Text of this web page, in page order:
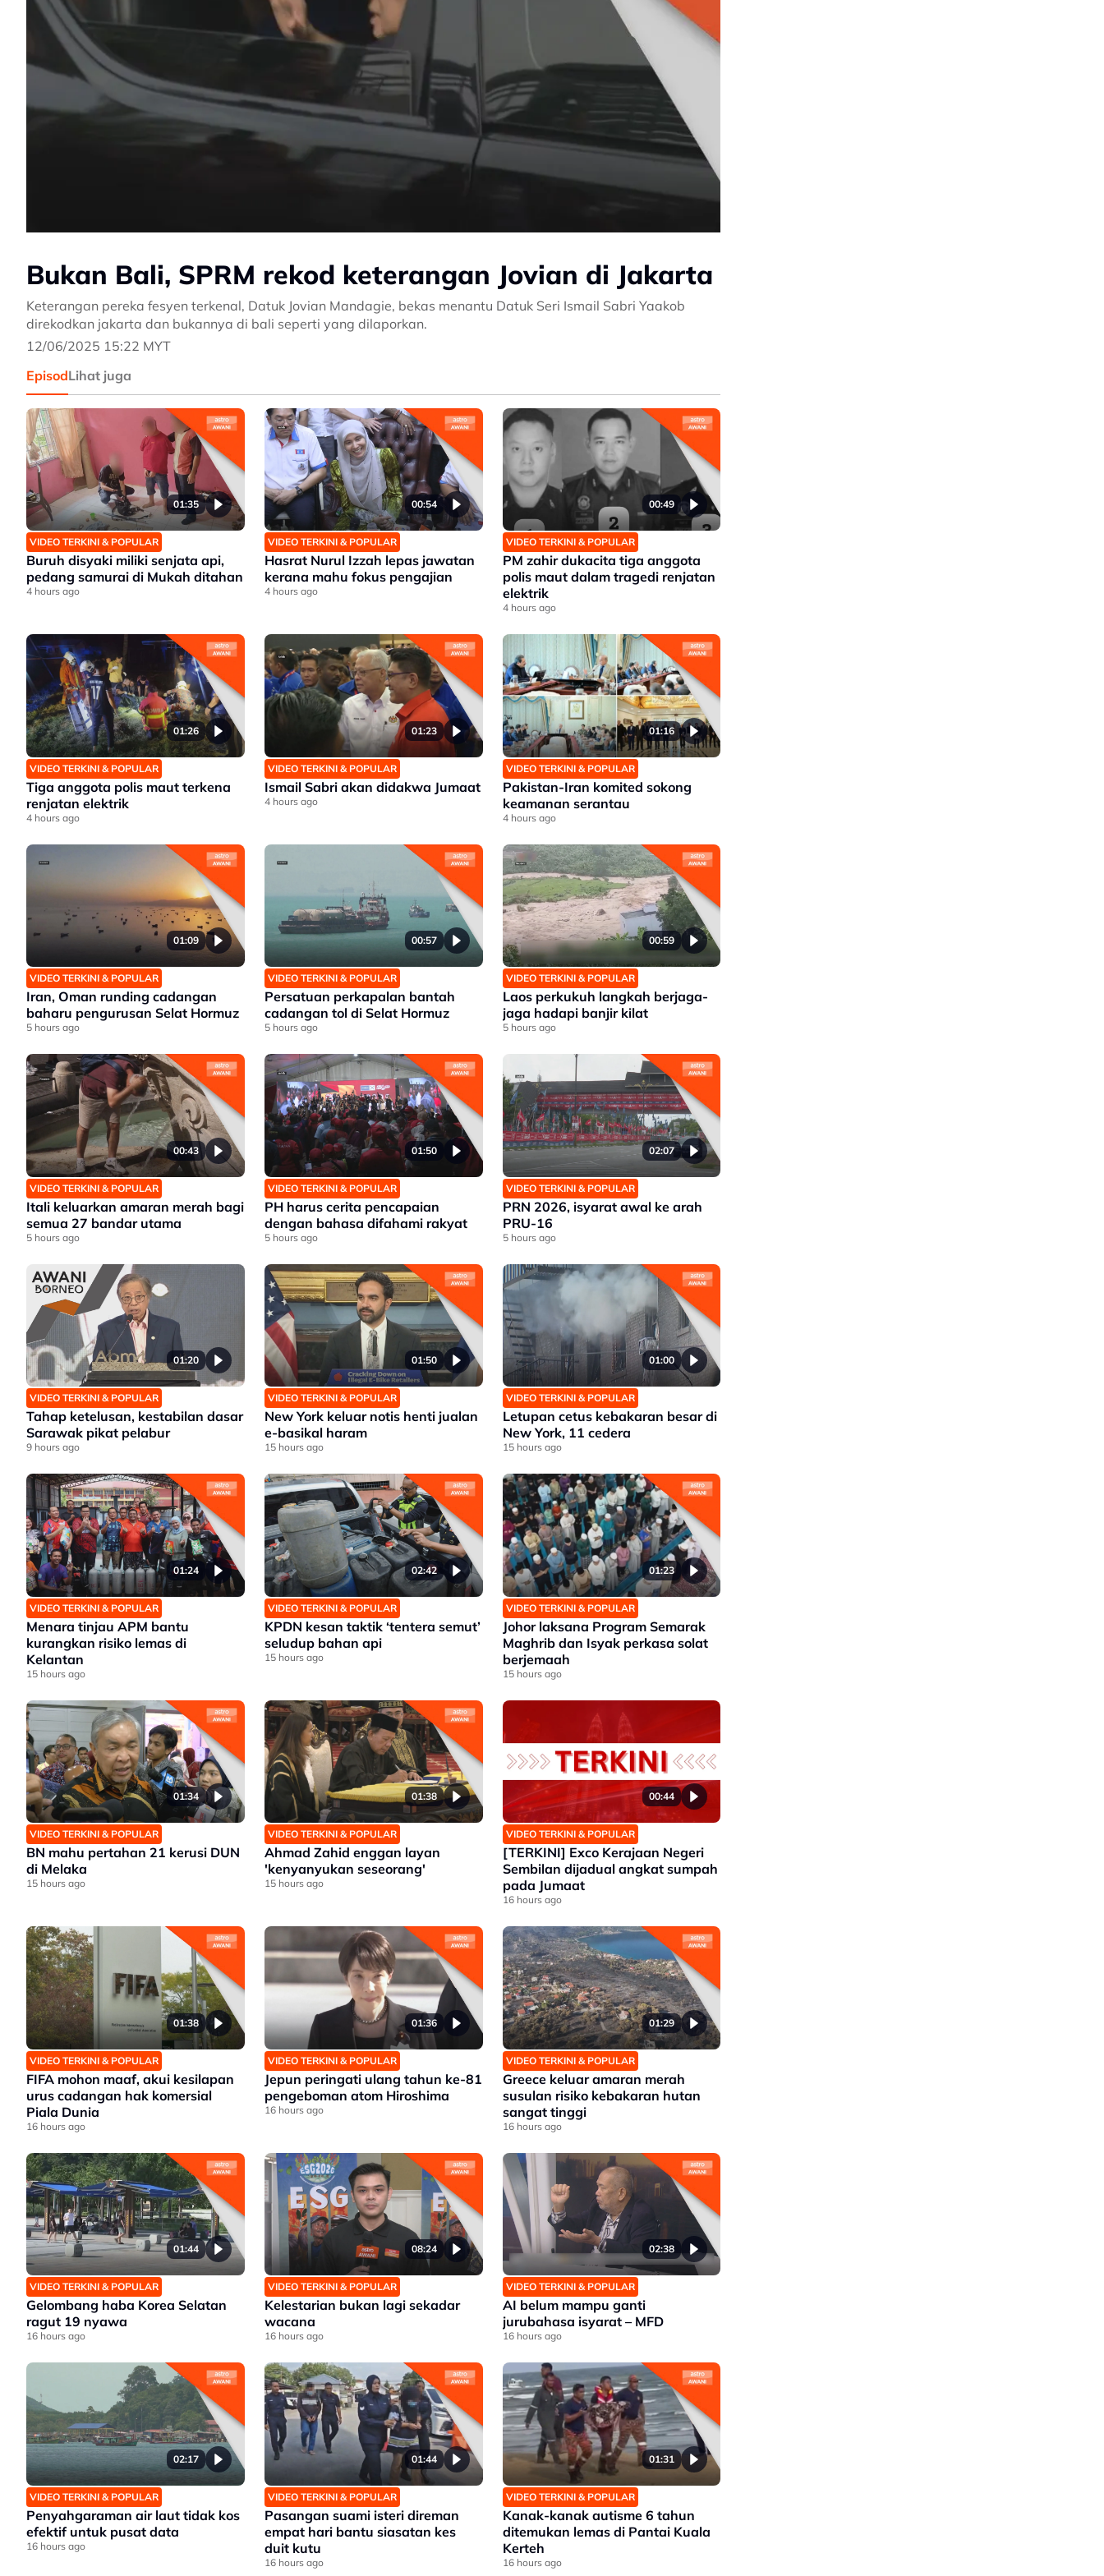
Bukan Bali, SPRM rekod keterangan Jovian di Jakarta
Keterangan pereka fesyen terkenal, Datuk Jovian Mandagie, bekas menantu Datuk Seri Ismail Sabri Yaakob
direkodkan jakarta dan bukannya di bali seperti yang dilaporkan.
12/06/2025 15:22 MYT
EpisodLihat juga
01:35
VIDEO TERKINI & POPULAR
Buruh disyaki miliki senjata api,
pedang samurai di Mukah ditahan
4 hours ago
00:54
VIDEO TERKINI & POPULAR
Hasrat Nurul Izzah lepas jawatan
kerana mahu fokus pengajian
4 hours ago
00:49
VIDEO TERKINI & POPULAR
PM zahir dukacita tiga anggota
polis maut dalam tragedi renjatan
elektrik
4 hours ago
01:26
VIDEO TERKINI & POPULAR
Tiga anggota polis maut terkena
renjatan elektrik
4 hours ago
01:23
VIDEO TERKINI & POPULAR
Ismail Sabri akan didakwa Jumaat
4 hours ago
01:16
VIDEO TERKINI & POPULAR
Pakistan-Iran komited sokong
keamanan serantau
4 hours ago
01:09
VIDEO TERKINI & POPULAR
Iran, Oman runding cadangan
baharu pengurusan Selat Hormuz
5 hours ago
00:57
VIDEO TERKINI & POPULAR
Persatuan perkapalan bantah
cadangan tol di Selat Hormuz
5 hours ago
00:59
VIDEO TERKINI & POPULAR
Laos perkukuh langkah berjaga-
jaga hadapi banjir kilat
5 hours ago
00:43
VIDEO TERKINI & POPULAR
Itali keluarkan amaran merah bagi
semua 27 bandar utama
5 hours ago
01:50
VIDEO TERKINI & POPULAR
PH harus cerita pencapaian
dengan bahasa difahami rakyat
5 hours ago
02:07
VIDEO TERKINI & POPULAR
PRN 2026, isyarat awal ke arah
PRU-16
5 hours ago
01:20
VIDEO TERKINI & POPULAR
Tahap ketelusan, kestabilan dasar
Sarawak pikat pelabur
9 hours ago
01:50
VIDEO TERKINI & POPULAR
New York keluar notis henti jualan
e-basikal haram
15 hours ago
01:00
VIDEO TERKINI & POPULAR
Letupan cetus kebakaran besar di
New York, 11 cedera
15 hours ago
01:24
VIDEO TERKINI & POPULAR
Menara tinjau APM bantu
kurangkan risiko lemas di
Kelantan
15 hours ago
02:42
VIDEO TERKINI & POPULAR
KPDN kesan taktik ‘tentera semut’
seludup bahan api
15 hours ago
01:23
VIDEO TERKINI & POPULAR
Johor laksana Program Semarak
Maghrib dan Isyak perkasa solat
berjemaah
15 hours ago
01:34
VIDEO TERKINI & POPULAR
BN mahu pertahan 21 kerusi DUN
di Melaka
15 hours ago
01:38
VIDEO TERKINI & POPULAR
Ahmad Zahid enggan layan
'kenyanyukan seseorang'
15 hours ago
00:44
VIDEO TERKINI & POPULAR
[TERKINI] Exco Kerajaan Negeri
Sembilan dijadual angkat sumpah
pada Jumaat
16 hours ago
01:38
VIDEO TERKINI & POPULAR
FIFA mohon maaf, akui kesilapan
urus cadangan hak komersial
Piala Dunia
16 hours ago
01:36
VIDEO TERKINI & POPULAR
Jepun peringati ulang tahun ke-81
pengeboman atom Hiroshima
16 hours ago
01:29
VIDEO TERKINI & POPULAR
Greece keluar amaran merah
susulan risiko kebakaran hutan
sangat tinggi
16 hours ago
01:44
VIDEO TERKINI & POPULAR
Gelombang haba Korea Selatan
ragut 19 nyawa
16 hours ago
08:24
VIDEO TERKINI & POPULAR
Kelestarian bukan lagi sekadar
wacana
16 hours ago
02:38
VIDEO TERKINI & POPULAR
AI belum mampu ganti
jurubahasa isyarat – MFD
16 hours ago
02:17
VIDEO TERKINI & POPULAR
Penyahgaraman air laut tidak kos
efektif untuk pusat data
16 hours ago
01:44
VIDEO TERKINI & POPULAR
Pasangan suami isteri direman
empat hari bantu siasatan kes
duit kutu
16 hours ago
01:31
VIDEO TERKINI & POPULAR
Kanak-kanak autisme 6 tahun
ditemukan lemas di Pantai Kuala
Kerteh
16 hours ago